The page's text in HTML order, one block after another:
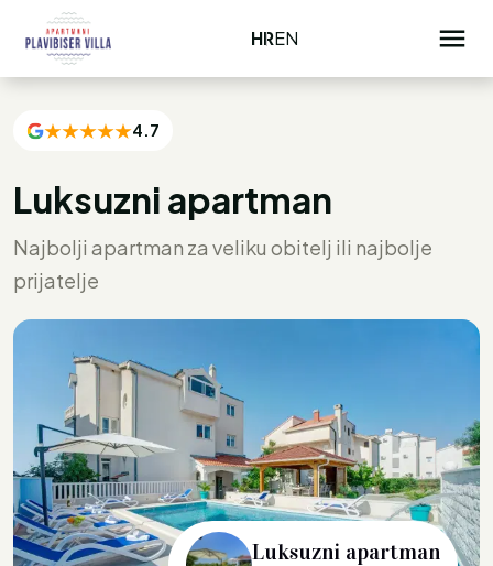
HREN
4.7
Luksuzni apartman
Najbolji apartman za veliku obitelj ili najbolje
prijatelje
Luksuzni apartman